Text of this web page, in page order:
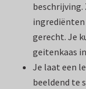
gerecht. Je
geitenkaas
Je laat een
beeldend te